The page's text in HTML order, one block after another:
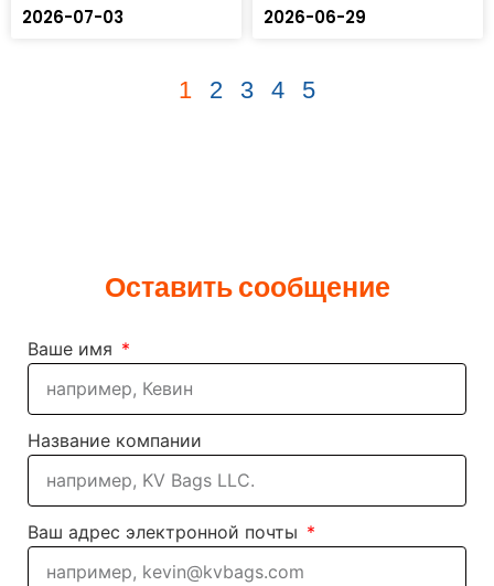
2026-07-03 2026-06-29
1 2 3 4 5
Оставить сообщение
Ваше имя
Название компании
Ваш адрес электронной почты